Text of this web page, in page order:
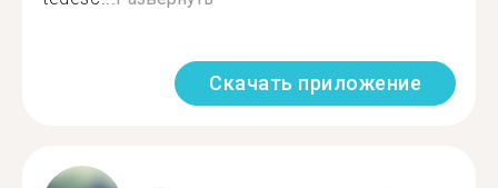
Скачать приложение